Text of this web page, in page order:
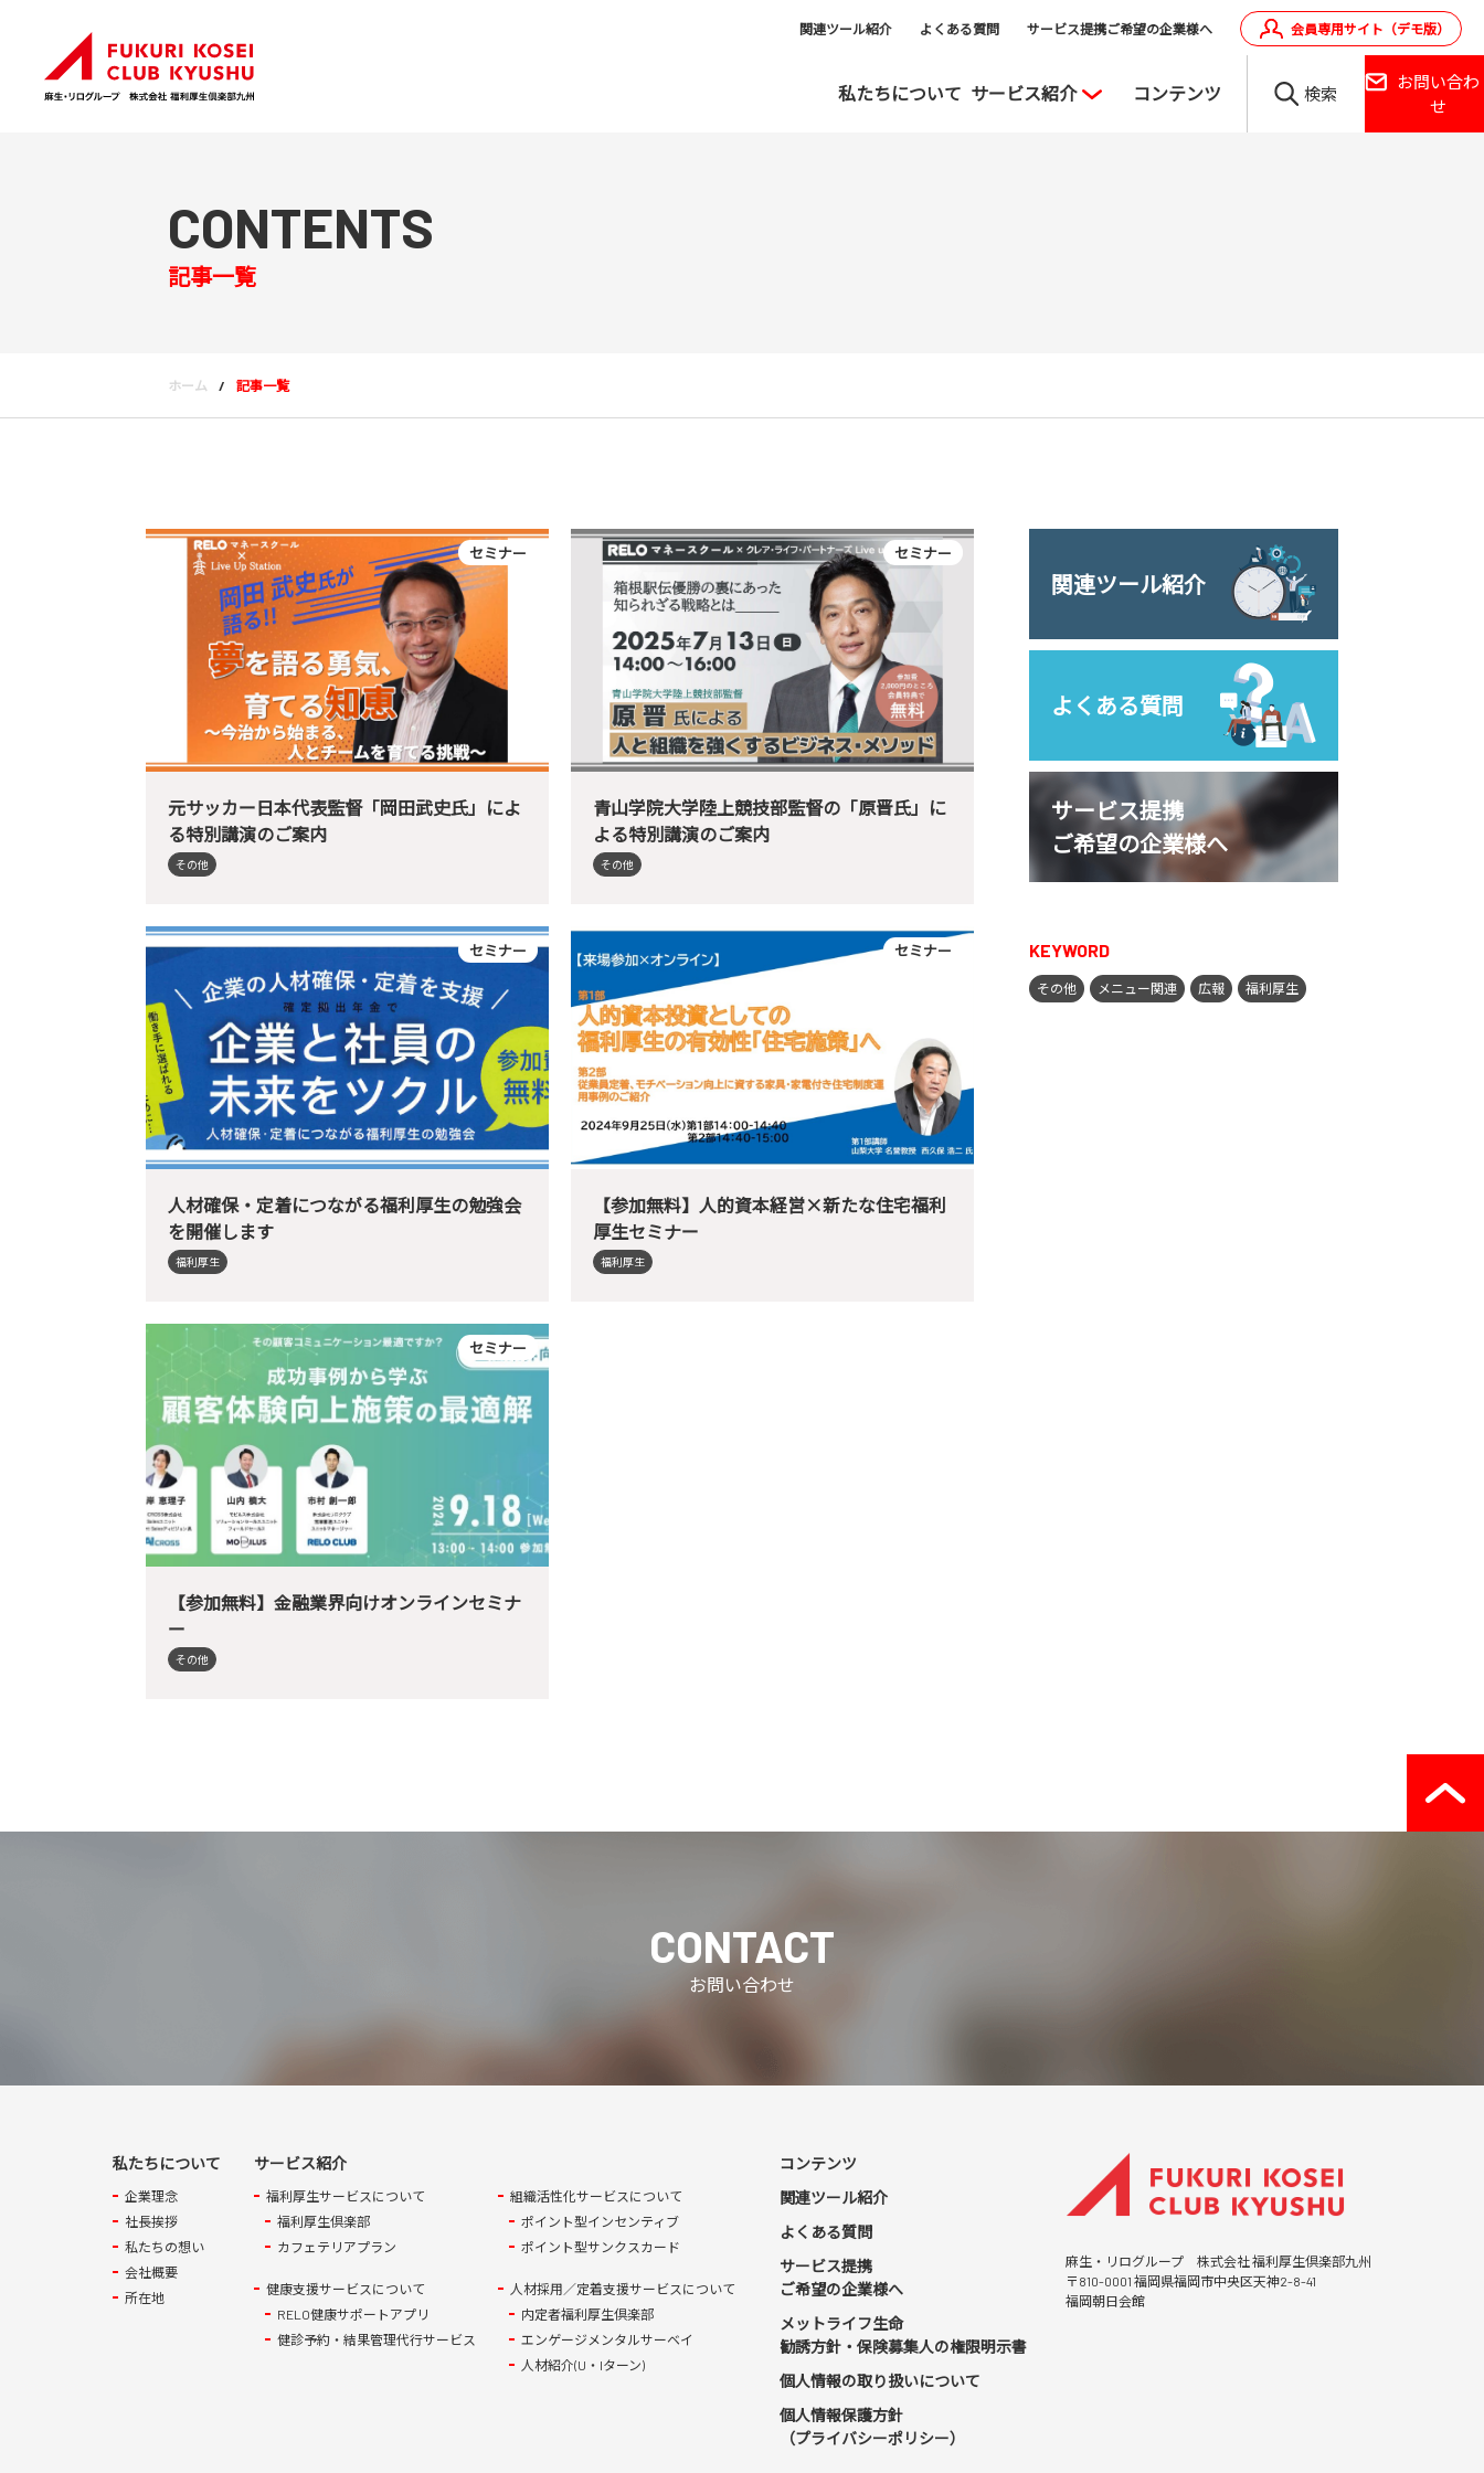
私たちについて サービス紹介 コンテンツ 検索
お問い合わ
せ
関連ツール紹介 よくある質問 サービス提携ご希望の企業様へ 会員専用サイト（デモ版）
CONTENTS
記事一覧
ホーム 記事一覧
セミナー
元サッカー日本代表監督「岡田武史氏」によ
る特別講演のご案内
その他
セミナー
青山学院大学陸上競技部監督の「原晋氏」に
よる特別講演のご案内
その他
セミナー
人材確保・定着につながる福利厚生の勉強会
を開催します
福利厚生
セミナー
【参加無料】人的資本経営×新たな住宅福利
厚生セミナー
福利厚生
セミナー
【参加無料】金融業界向けオンラインセミナ
ー
その他
関連ツール紹介
よくある質問
サービス提携
ご希望の企業様へ
KEYWORD
その他 メニュー関連 広報 福利厚生
CONTACT
お問い合わせ
私たちについて
企業理念
社長挨拶
私たちの想い
会社概要
所在地
サービス紹介
福利厚生サービスについて
福利厚生倶楽部
カフェテリアプラン
健康支援サービスについて
RELO健康サポートアプリ
健診予約・結果管理代行サービス
組織活性化サービスについて
ポイント型インセンティブ
ポイント型サンクスカード
人材採用／定着支援サービスについて
内定者福利厚生倶楽部
エンゲージメンタルサーベイ
人材紹介(U・Iターン)
コンテンツ
関連ツール紹介
よくある質問
サービス提携
ご希望の企業様へ
メットライフ生命
勧誘方針・保険募集人の権限明示書
個人情報の取り扱いについて
個人情報保護方針
（プライバシーポリシー）
麻生・リログループ 株式会社 福利厚生倶楽部九州
〒810-0001 福岡県福岡市中央区天神2-8-41
福岡朝日会館